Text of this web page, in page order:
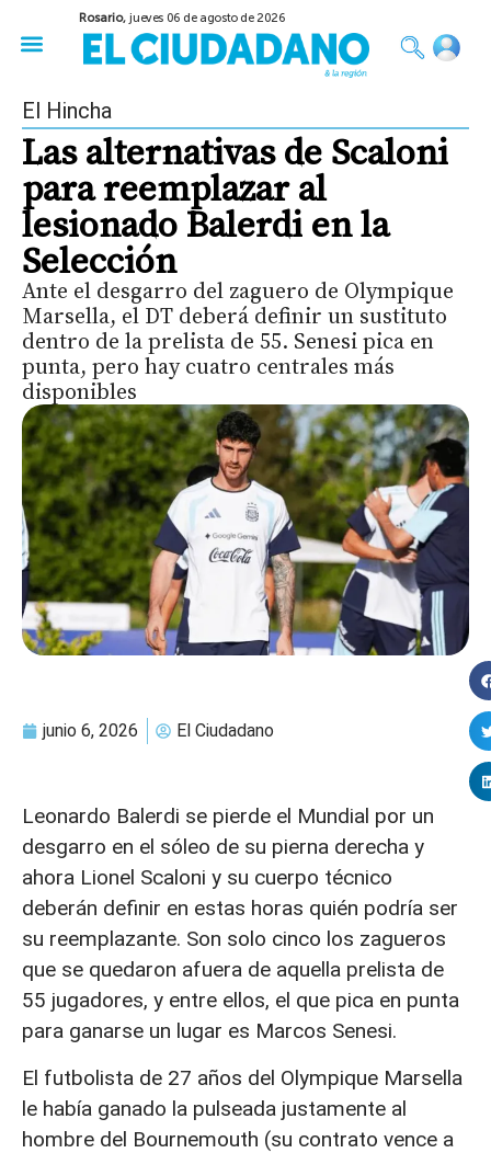
Rosario,jueves 06 de agosto de 2026
El Hincha
Las alternativas de Scaloni
para reemplazar al
lesionado Balerdi en la
Selección
Ante el desgarro del zaguero de Olympique
Marsella, el DT deberá definir un sustituto
dentro de la prelista de 55. Senesi pica en
punta, pero hay cuatro centrales más
disponibles
junio 6, 2026 El Ciudadano
Leonardo Balerdi se pierde el Mundial por un
desgarro en el sóleo de su pierna derecha y
ahora Lionel Scaloni y su cuerpo técnico
deberán definir en estas horas quién podría ser
su reemplazante. Son solo cinco los zagueros
que se quedaron afuera de aquella prelista de
55 jugadores, y entre ellos, el que pica en punta
para ganarse un lugar es Marcos Senesi.
El futbolista de 27 años del Olympique Marsella
le había ganado la pulseada justamente al
hombre del Bournemouth (su contrato vence a